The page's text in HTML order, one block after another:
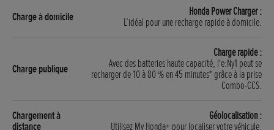
Honda Power Charger :
L’idéal pour une recharge rapide à domicile.
Charge rapide :
Avec des batteries haute capacité, l'e:Ny1 peut se
recharger de 10 à 80 % en 45 minutes* grâce à la prise
Combo-CCS.
Géolocalisation :
Utilisez My Honda+ pour localiser votre véhicule.